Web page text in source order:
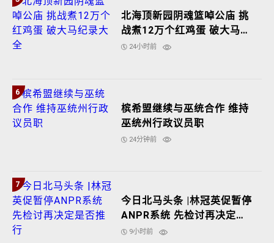
北海顶新园阴魂篮啅公庙 挑
战煮12万个红鸡蛋 破大马纪
录大全
24小时前
6
槟希盟继续与巫统合作 维持
巫统州行政议员职
24分钟前
7
今日北马头条 |林冠英促暂停
ANPR系统 先检讨再决定是
否推行
9小时前